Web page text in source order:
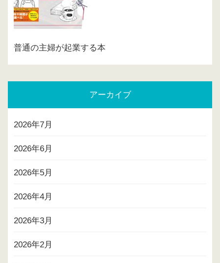
普通の主婦が起業する本
アーカイブ
2026年7月
2026年6月
2026年5月
2026年4月
2026年3月
2026年2月